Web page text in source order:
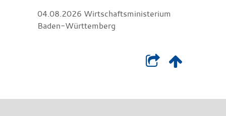
04.08.2026 Wirtschaftsministerium
Baden-Württemberg